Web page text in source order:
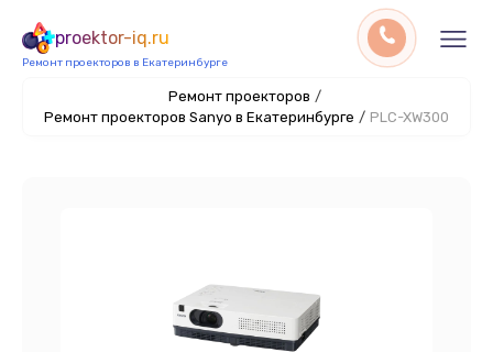
proektor-iq.ru
Ремонт проекторов в Екатеринбурге
Ремонт проекторов /
Ремонт проекторов Sanyo в Екатеринбурге / PLC-XW300